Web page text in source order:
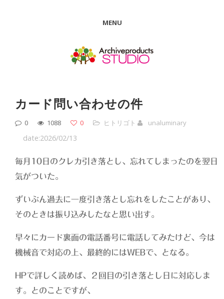
MENU
カード問い合わせの件
0 1088 0 ヒトリゴト unaluminary
date:2026/02/13
毎月10日のクレカ引き落とし、忘れてしまったのを翌日
気がついた。
ずいぶん過去に一度引き落とし忘れをしたことがあり、
そのときは振り込みしたなと思い出す。
早々にカード裏面の電話番号に電話してみたけど、今は
機械音で対応の上、最終的にはWEBで、となる。
HPで詳しく読めば、２回目の引き落とし日に対応しま
す。とのことですが、